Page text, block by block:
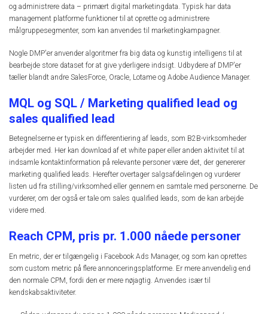
og administrere data – primært digital marketingdata. Typisk har data
management platforme funktioner til at oprette og administrere
målgruppesegmenter, som kan anvendes til marketingkampagner.
Nogle DMP'er anvender algoritmer fra big data og kunstig intelligens til at
bearbejde store dataset for at give yderligere indsigt. Udbydere af DMP'er
tæller blandt andre SalesForce, Oracle, Lotame og Adobe Audience Manager.
MQL og SQL / Marketing qualified lead og
sales qualified lead
Betegnelserne er typisk en differentiering af leads, som B2B-virksomheder
arbejder med. Her kan download af et white paper eller anden aktivitet til at
indsamle kontaktinformation på relevante personer være det, der genererer
marketing qualified leads. Herefter overtager salgsafdelingen og vurderer
listen ud fra stilling/virksomhed eller gennem en samtale med personerne. De
vurderer, om der også er tale om sales qualified leads, som de kan arbejde
videre med.
Reach CPM, pris pr. 1.000 nåede personer
En metric, der er tilgængelig i Facebook Ads Manager, og som kan oprettes
som custom metric på flere annonceringsplatforme. Er mere anvendelig end
den normale CPM, fordi den er mere nøjagtig. Anvendes især til
kendskabsaktiviteter.